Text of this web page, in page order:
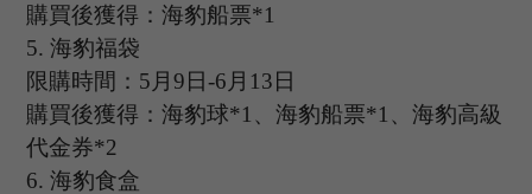
購買後獲得：海豹船票*1
5. 海豹福袋
限購時間： 5 月9日-6 月 13日
購買後獲得：海豹球*1、海豹船票*1、海豹高級
代金券*2
6. 海豹食盒